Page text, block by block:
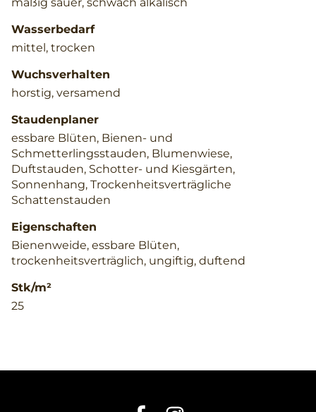
Wasserbedarf
mittel, trocken
Wuchsverhalten
horstig, versamend
Staudenplaner
essbare Blüten, Bienen- und
Schmetterlingsstauden, Blumenwiese,
Duftstauden, Schotter- und Kiesgärten,
Sonnenhang, Trockenheitsverträgliche
Schattenstauden
Eigenschaften
Bienenweide, essbare Blüten,
trockenheitsverträglich, ungiftig, duftend
Stk/m²
25